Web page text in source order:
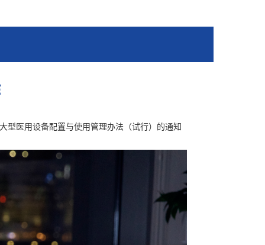
型医用设备配置与使用管理办法（试行）的通知